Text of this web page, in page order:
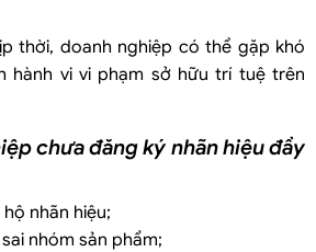
thời, doanh nghiệp có thể gặp khó
hành vi vi phạm sở hữu trí tuệ trên
chưa đăng ký nhãn hiệu đầy
nhãn hiệu;
nhóm sản phẩm;